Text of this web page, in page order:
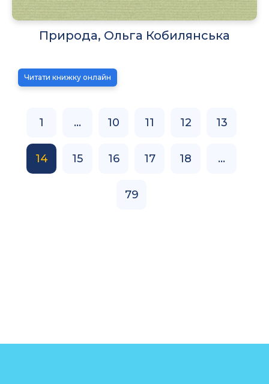
Природа, Ольга Кобилянська
Читати книжку онлайн
1 ... 10 11 12 13
14 15 16 17 18 ...
79